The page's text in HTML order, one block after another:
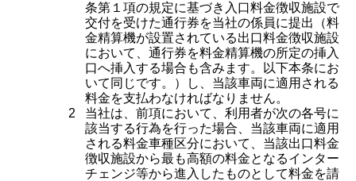
条第１項の規定に基づき入口料金徴収施設で
交付を受けた通行券を当社の係員に提出（料
金精算機が設置されている出口料金徴収施設
において、通行券を料金精算機の所定の挿入
口へ挿入する場合も含みます。以下本条にお
いて同じです。）し、当該車両に適用される
料金を支払わなければなりません。
2 当社は、前項において、利用者が次の各号に
該当する行為を行った場合、当該車両に適用
される料金車種区分において、当該出口料金
徴収施設から最も高額の料金となるインター
チェンジ等から進入したものとして料金を請